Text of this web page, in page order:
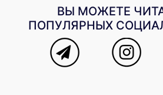
ВЫ МОЖЕТЕ
ПОПУЛЯРНЫХ